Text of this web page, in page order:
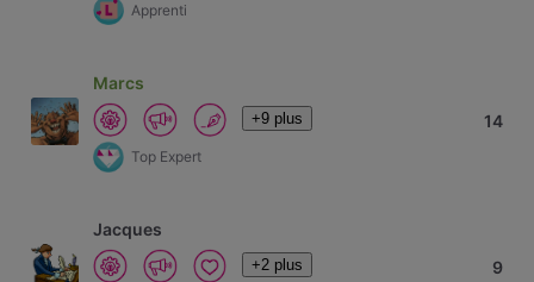
Apprenti
Marcs
+9 plus
Top Expert
14
Jacques
+2 plus 9